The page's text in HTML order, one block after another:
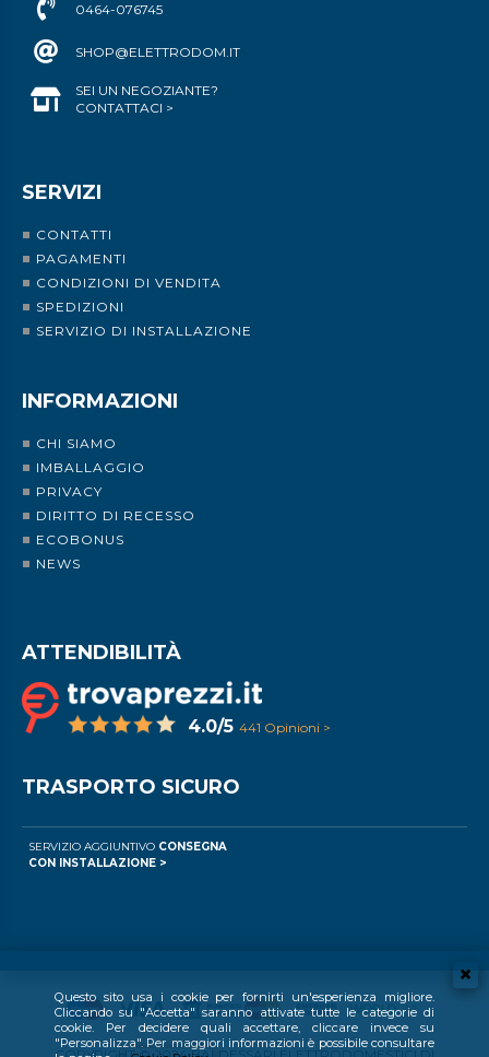
Questo sito usa i cookie per fornirti un'esperienza migliore.
Cliccando su "Accetta" saranno attivate tutte le categorie di
cookie. Per decidere quali accettare, cliccare invece su
"Personalizza". Per maggiori informazioni è possibile consultare
0464-076745
SHOP@ELETTRODOM.IT
SEI UN NEGOZIANTE?
CONTATTACI >
SERVIZI
CONTATTI
PAGAMENTI
CONDIZIONI DI VENDITA
SPEDIZIONI
SERVIZIO DI INSTALLAZIONE
INFORMAZIONI
CHI SIAMO
IMBALLAGGIO
PRIVACY
DIRITTO DI RECESSO
ECOBONUS
NEWS
ATTENDIBILITÀ
4.0/5 441 Opinioni >
TRASPORTO SICURO
SERVIZIO AGGIUNTIVO CONSEGNA
CON INSTALLAZIONE >